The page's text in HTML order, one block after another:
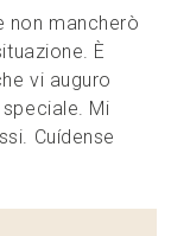
non mancherò
È
vi auguro
Mi
Cuídense